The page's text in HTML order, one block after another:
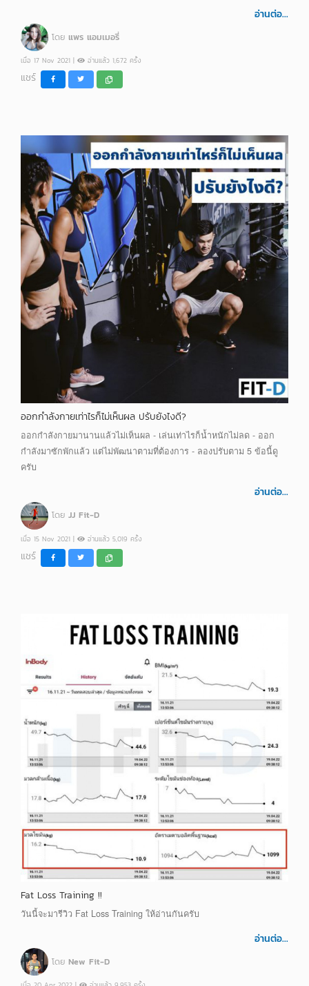
อ่านต่อ...
โดย แพร แอมเมอรี่
เมื่อ 17 Nov 2021 | อ่านแล้ว 1,672 ครั้ง
แชร์
ออกกำลังกายเท่าไรก็ไม่เห็นผล ปรับยังไงดี?
ออกกำลังกายมานานแล้วไม่เห็นผล - เล่นเท่าไรก็น้ำหนักไม่ลด - ออก
กำลังมาซักพักแล้ว แต่ไม่พัฒนาตามที่ต้องการ - ลองปรับตาม 5 ข้อนี้ดู
ครับ
อ่านต่อ...
โดย JJ Fit-D
เมื่อ 15 Nov 2021 | อ่านแล้ว 5,019 ครั้ง
แชร์
Fat Loss Training !!
วันนี้จะมารีวิว Fat Loss Training ให้อ่านกันครับ
อ่านต่อ...
โดย New Fit-D